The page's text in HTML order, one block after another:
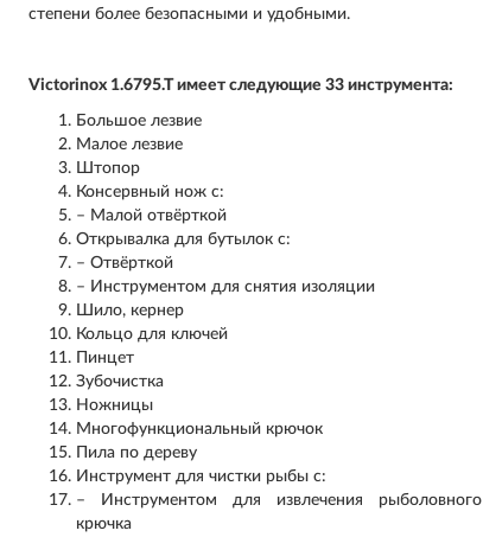
степени более безопасными и удобными.
Victorinox 1.6795.T имеет следующие 33 инструмента:
Большое лезвие
Малое лезвие
Штопор
Консервный нож с:
– Малой отвёрткой
Открывалка для бутылок с:
– Отвёрткой
– Инструментом для снятия изоляции
Шило, кернер
Кольцо для ключей
Пинцет
Зубочистка
Ножницы
Многофункциональный крючок
Пила по дереву
Инструмент для чистки рыбы с:
– Инструментом для извлечения рыболовного
крючка